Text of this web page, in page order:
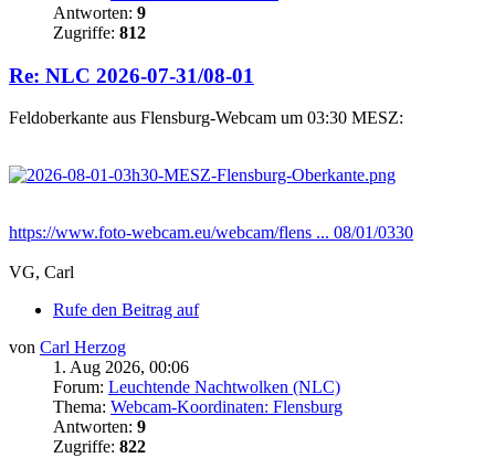
Antworten: 9
Zugriffe: 812
Re: NLC 2026-07-31/08-01
Feldoberkante aus Flensburg-Webcam um 03:30 MESZ:
https://www.foto-webcam.eu/webcam/flens ... 08/01/0330
VG, Carl
Rufe den Beitrag auf
von Carl Herzog
1. Aug 2026, 00:06
Forum: Leuchtende Nachtwolken (NLC)
Thema: Webcam-Koordinaten: Flensburg
Antworten: 9
Zugriffe: 822